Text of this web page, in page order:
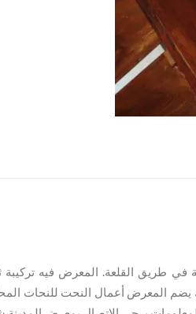
في طريق القلعة. المعرض فيه تركيبة
يضم المعرض أعمال النحت للنحات